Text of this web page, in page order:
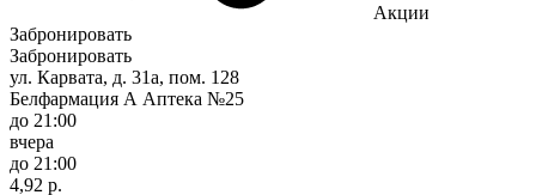
Акции
Забронировать
Забронировать
ул. Карвата, д. 31а, пом. 128
Белфармация А Аптека №25
до 21:00
вчера
до 21:00
4,92 р.